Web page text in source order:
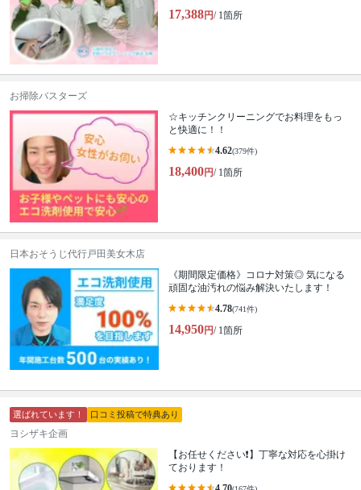
17,388円/ 1箇所
お掃除バスターズ
☆キッチンクリーニングでお料理をもっ
と快適に！！
4.62(379件)
18,400円/ 1箇所
日本おそうじ代行戸田美女木店
《期間限定価格》コロナ対策◎ 気になる
頑固な油汚れの悩み解決いたします！
4.78(741件)
14,950円/ 1箇所
選ばれています！ 口コミ投稿で特典あり
ヨシザキ企画
【お任せください❗️】丁寧な対応を心掛け
ております！